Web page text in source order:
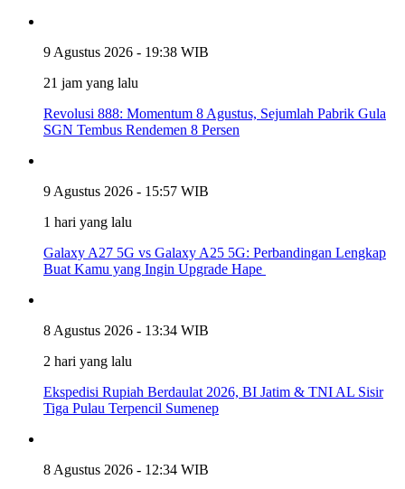
9 Agustus 2026 - 19:38 WIB
21 jam yang lalu
Revolusi 888: Momentum 8 Agustus, Sejumlah Pabrik Gula
SGN Tembus Rendemen 8 Persen
9 Agustus 2026 - 15:57 WIB
1 hari yang lalu
Galaxy A27 5G vs Galaxy A25 5G: Perbandingan Lengkap
Buat Kamu yang Ingin Upgrade Hape
8 Agustus 2026 - 13:34 WIB
2 hari yang lalu
Ekspedisi Rupiah Berdaulat 2026, BI Jatim & TNI AL Sisir
Tiga Pulau Terpencil Sumenep
8 Agustus 2026 - 12:34 WIB